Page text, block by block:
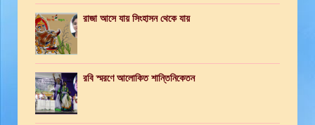
রাজা আসে যায় সিংহাসন থেকে যায়
রবি স্মরণে আলোকিত শান্তিনিকেতন